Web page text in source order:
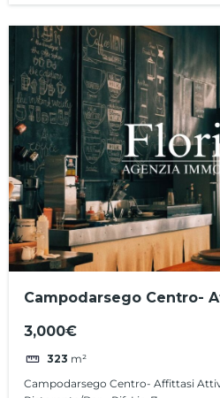
Campodarsego Centro-
3,000€
323 m²
Campodarsego Centro- Affittasi